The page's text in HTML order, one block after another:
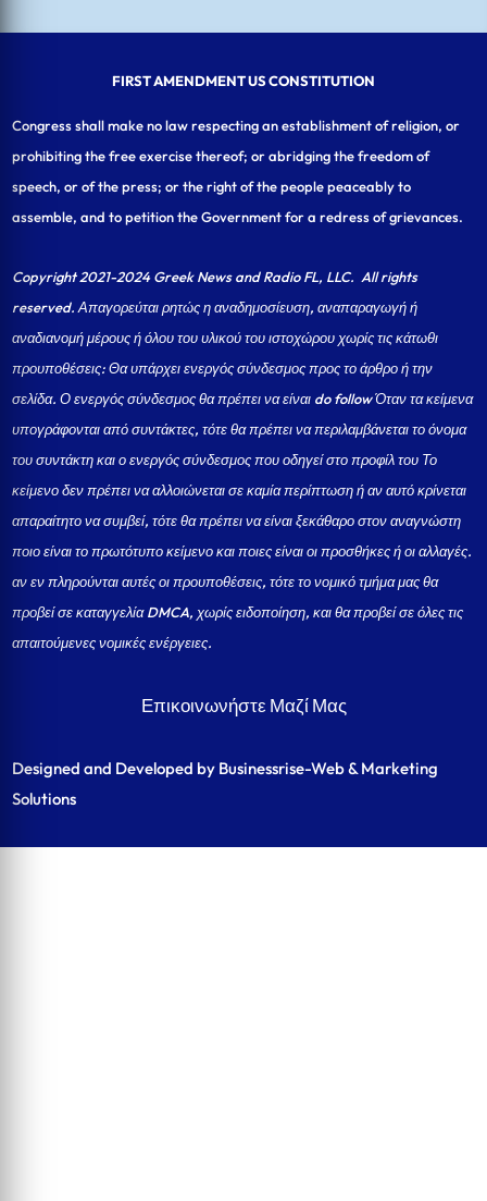
FIRST AMENDMENT US CONSTITUTION
Congress shall make no law respecting an establishment of religion, or
prohibiting the free exercise thereof; or abridging the freedom of
speech, or of the press; or the right of the people peaceably to
assemble, and to petition the Government for a redress of grievances.
Copyright 2021-2024 Greek News and Radio FL, LLC. All rights
reserved. Απαγορεύται ρητώς η αναδημοσίευση, αναπαραγωγή ή
αναδιανομή μέρους ή όλου του υλικού του ιστοχώρου χωρίς τις κάτωθι
προυποθέσεις: Θα υπάρχει ενεργός σύνδεσμος προς το άρθρο ή την
σελίδα.Ο ενεργός σύνδεσμος θα πρέπει να είναι do follow Όταν τα κείμενα
υπογράφονται από συντάκτες, τότε θα πρέπει να περιλαμβάνεται το όνομα
του συντάκτη και ο ενεργός σύνδεσμος που οδηγεί στο προφίλ του Το
κείμενο δεν πρέπει να αλλοιώνεται σε καμία περίπτωση ή αν αυτό κρίνεται
απαραίτητο να συμβεί, τότε θα πρέπει να είναι ξεκάθαρο στον αναγνώστη
ποιο είναι το πρωτότυπο κείμενο και ποιες είναι οι προσθήκες ή οι αλλαγές.
αν εν πληρούνται αυτές οι προυποθέσεις, τότε το νομικό τμήμα μας θα
προβεί σε καταγγελία DMCA, χωρίς ειδοποίηση, και θα προβεί σε όλες τις
απαιτούμενες νομικές ενέργειες.
Επικοινωνήστε Μαζί Μας
Designed and Developed by Businessrise-Web & Marketing
Solutions